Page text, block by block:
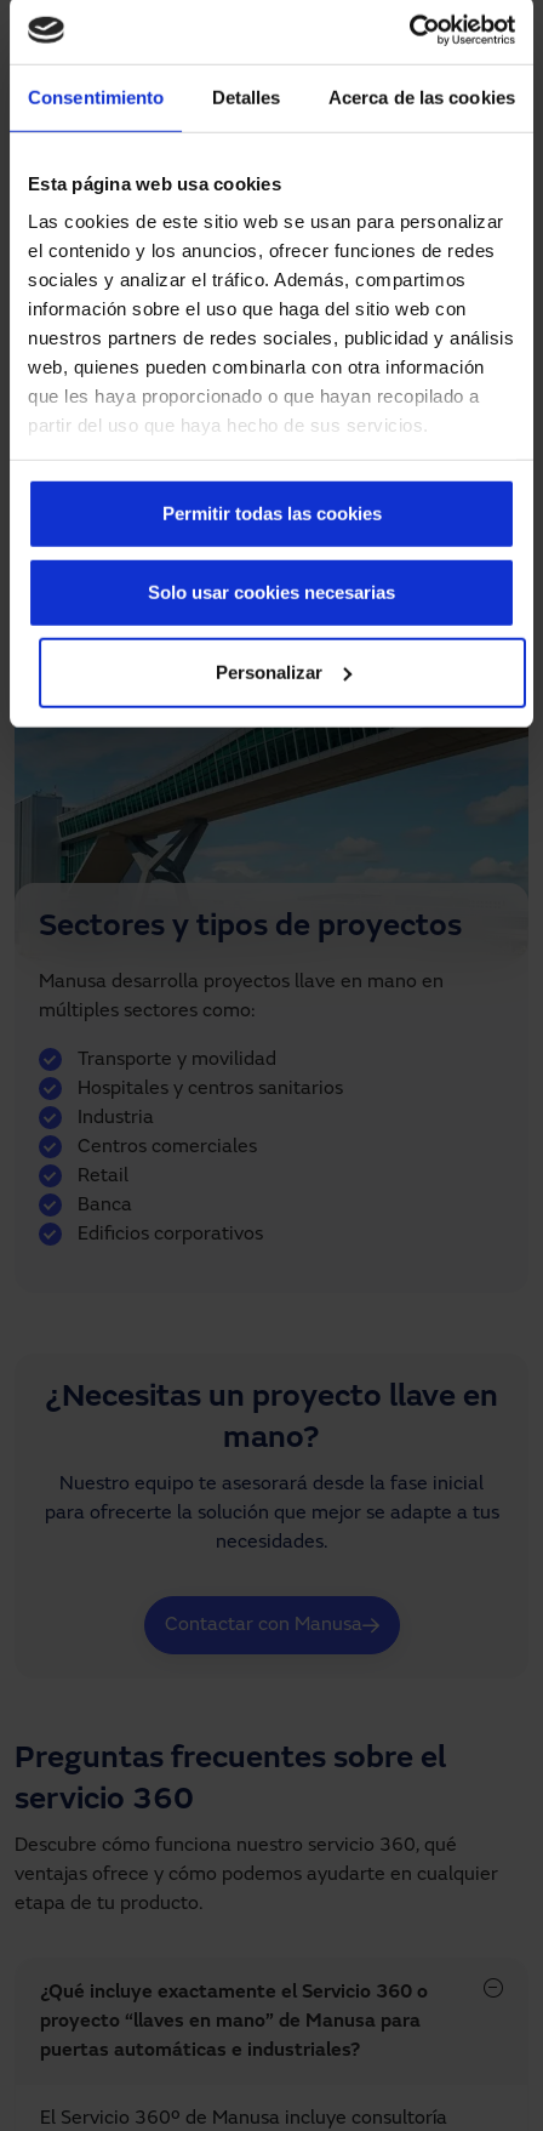
Consentimiento Detalles Acerca de las cookies
Esta página web usa cookies
Las cookies de este sitio web se usan para personalizar
el contenido y los anuncios, ofrecer funciones de redes
sociales y analizar el tráfico. Además, compartimos
información sobre el uso que haga del sitio web con
nuestros partners de redes sociales, publicidad y análisis
web, quienes pueden combinarla con otra información
que les haya proporcionado o que hayan recopilado a
partir del uso que haya hecho de sus servicios.
Permitir todas las cookies
Personalizar
Solo usar cookies necesarias
Integración con otros sistemas del edificio o de
Fabricación propia, que garantiza calidad,
confiabilidad y plazos controlados
Sectores y tipos de proyectos
Manusa desarrolla proyectos llave en mano en
múltiples sectores como:
Transporte y movilidad
Hospitales y centros sanitarios
Industria
Centros comerciales
Retail
Banca
Edificios corporativos
¿Necesitas un proyecto llave en
mano?
Nuestro equipo te asesorará desde la fase inicial
para ofrecerte la solución que mejor se adapte a tus
necesidades.
Contactar con Manusa
Preguntas frecuentes sobre el
servicio 360
Descubre cómo funciona nuestro servicio 360, qué
ventajas ofrece y cómo podemos ayudarte en cualquier
etapa de tu producto.
¿Qué incluye exactamente el Servicio 360 o
proyecto “llaves en mano” de Manusa para
puertas automáticas e industriales?
El Servicio 360º de Manusa incluye consultoría